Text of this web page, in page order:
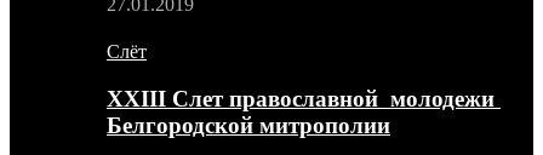
Слёт
XXIII Слет православной молодежи
Белгородской митрополии